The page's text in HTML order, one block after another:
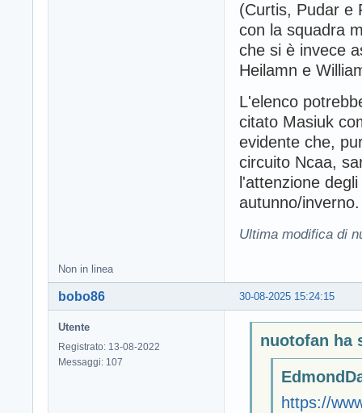
(Curtis, Pudar e
con la squadra
che si è invece
Heilamn e
L'elenco
citato Masiuk
evidente che,
circuito Ncaa,
l'attenzione
autunno/inverno.
Ultima modifica di
Non in linea
30-08-2025 15:24:15
bobo86
Utente
Registrato: 13-08-2022
Messaggi: 107
nuotofan ha
https://